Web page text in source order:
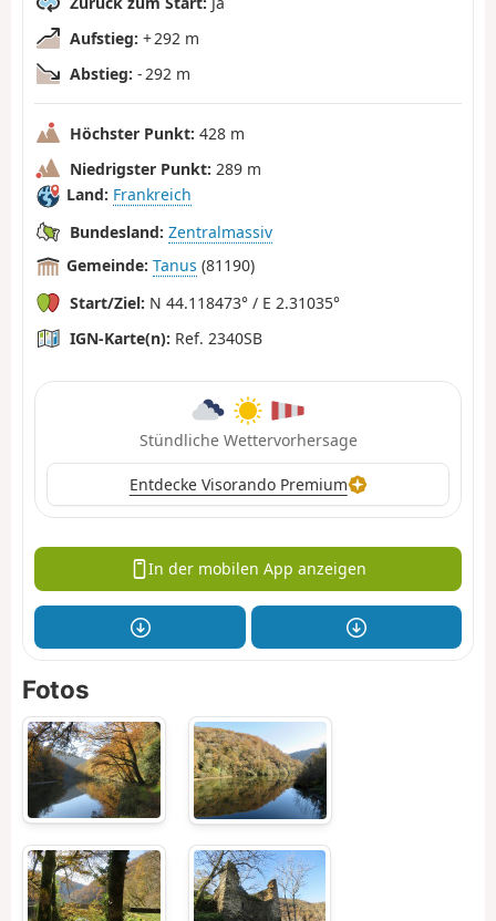
Aufstieg: + 292 m
Abstieg: - 292 m
Höchster Punkt: 428 m
Niedrigster Punkt: 289 m
Land: Frankreich
Bundesland: Zentralmassiv
Gemeinde: Tanus (81190)
Start/Ziel: N 44.118473° / E 2.31035°
IGN-Karte(n): Ref. 2340SB
Stündliche Wettervorhersage
Entdecke Visorando Premium
In der mobilen App anzeigen
Fotos